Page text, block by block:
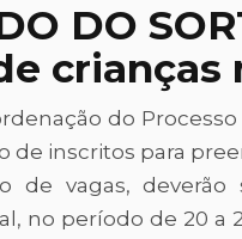
DO
crianças
do
de inscritos para
de vagas, deverão
no período de 20 a